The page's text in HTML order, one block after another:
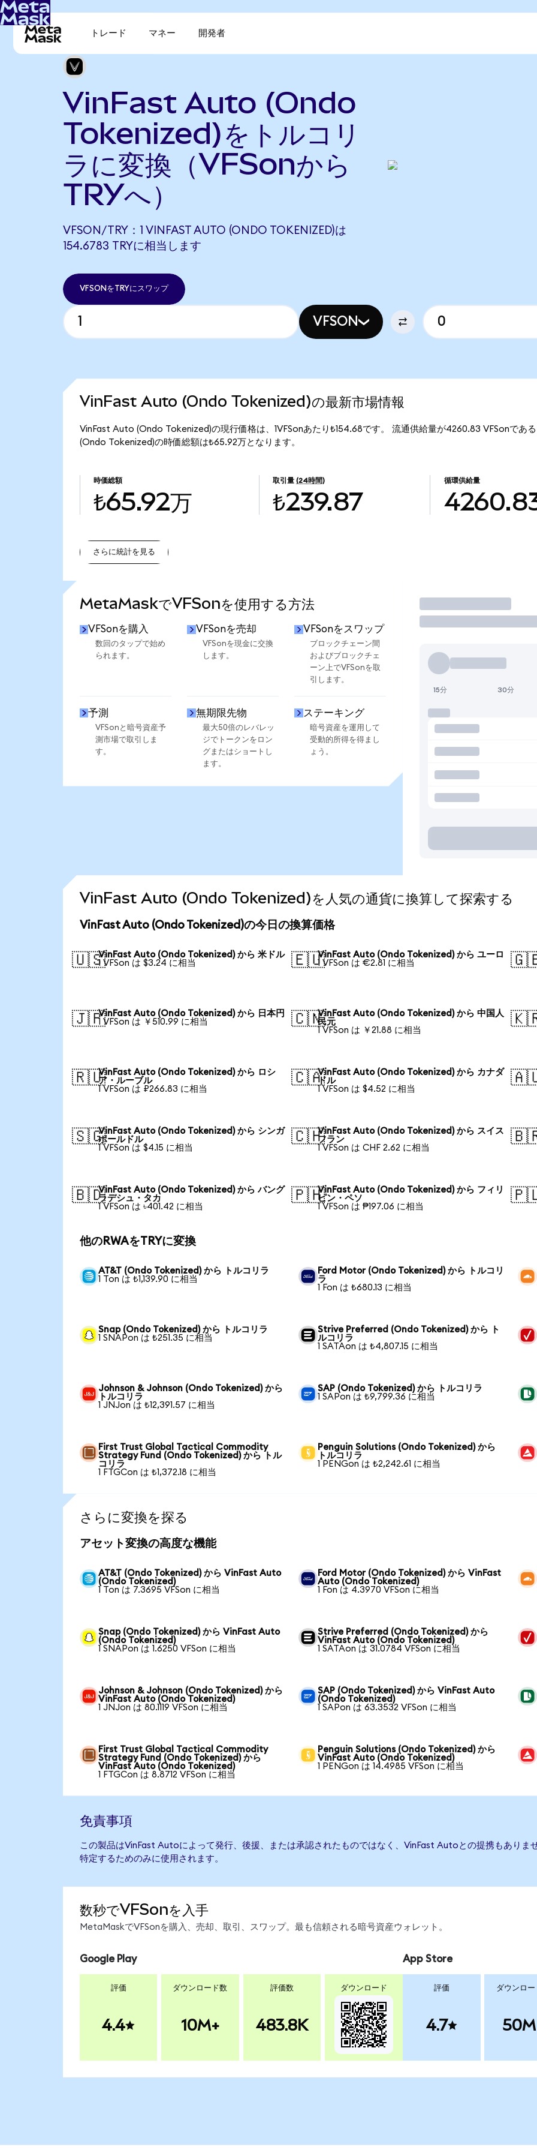
トレード マネー 開発者
VinFast Auto (Ondo
Tokenized)をトルコリ
ラに変換（VFSonから
TRYへ）
VFSON/TRY：1 VINFAST AUTO (ONDO TOKENIZED)は
154.6783 TRYに相当します
VFSONをTRYにスワップ
VFSON
VinFast Auto (Ondo Tokenized)の最新市場情報
VinFast Auto (Ondo Tokenized)の現行価格は、1VFSonあたり₺154.68です。 流通供給量が4260.83 VFSonであ
(Ondo Tokenized)の時価総額は₺65.92万となります。
時価総額
₺65.92万
取引量 (24時間)
₺239.87
循環供給量
さらに統計を見る
MetaMaskでVFSonを使用する方法
VFSonを購入
数回のタップで始め
られます。
VFSonを売却
VFSonを現金に交換
します。
VFSonをスワップ
ブロックチェーン間
およびブロックチェ
ーン上でVFSonを取
引します。
予測
VFSonと暗号資産予
測市場で取引しま
す。
無期限先物
最大50倍のレバレッ
ジでトークンをロン
グまたはショートし
ます。
ステーキング
暗号資産を運用して
受動的所得を得まし
ょう。
取引
15分 30分
VinFast Auto (Ondo Tokenized)を人気の通貨に換算して探索する
VinFast Auto (Ondo Tokenized)の今日の換算価格
🇺🇸VinFast Auto (Ondo Tokenized) から 米ドル
1 VFSon は $3.24 に相当
🇪🇺VinFast Auto (Ondo Tokenized) から ユーロ
1 VFSon は €2.81 に相当
🇯🇵VinFast Auto (Ondo Tokenized) から 日本円
1 VFSon は ￥510.99 に相当
🇨🇳VinFast Auto (Ondo Tokenized) から 中国人
民元
1 VFSon は ￥21.88 に相当
🇷🇺VinFast Auto (Ondo Tokenized) から ロシ
ア・ルーブル
1 VFSon は ₽266.83 に相当
🇨🇦VinFast Auto (Ondo Tokenized) から カナダ
ドル
1 VFSon は $4.52 に相当
🇸🇬VinFast Auto (Ondo Tokenized) から シンガ
ポールドル
1 VFSon は $4.15 に相当
🇨🇭VinFast Auto (Ondo Tokenized) から スイス
フラン
1 VFSon は CHF 2.62 に相当
🇧🇩VinFast Auto (Ondo Tokenized) から バング
ラデシュ・タカ
1 VFSon は ৳401.42 に相当
🇵🇭VinFast Auto (Ondo Tokenized) から フィリ
ピン・ペソ
1 VFSon は ₱197.06 に相当
他のRWAをTRYに変換
AT&T (Ondo Tokenized) から トルコリラ
1 Ton は ₺1,139.90 に相当
Ford Motor (Ondo Tokenized) から トルコリ
ラ
1 Fon は ₺680.13 に相当
Snap (Ondo Tokenized) から トルコリラ
1 SNAPon は ₺251.35 に相当
Strive Preferred (Ondo Tokenized) から ト
ルコリラ
1 SATAon は ₺4,807.15 に相当
Johnson & Johnson (Ondo Tokenized) から
トルコリラ
1 JNJon は ₺12,391.57 に相当
SAP (Ondo Tokenized) から トルコリラ
1 SAPon は ₺9,799.36 に相当
First Trust Global Tactical Commodity
Strategy Fund (Ondo Tokenized) から トル
コリラ
1 FTGCon は ₺1,372.18 に相当
Penguin Solutions (Ondo Tokenized) から
トルコリラ
1 PENGon は ₺2,242.61 に相当
さらに変換を探る
アセット変換の高度な機能
AT&T (Ondo Tokenized) から VinFast Auto
(Ondo Tokenized)
1 Ton は 7.3695 VFSon に相当
Ford Motor (Ondo Tokenized) から VinFast
Auto (Ondo Tokenized)
1 Fon は 4.3970 VFSon に相当
Snap (Ondo Tokenized) から VinFast Auto
(Ondo Tokenized)
1 SNAPon は 1.6250 VFSon に相当
Strive Preferred (Ondo Tokenized) から
VinFast Auto (Ondo Tokenized)
1 SATAon は 31.0784 VFSon に相当
Johnson & Johnson (Ondo Tokenized) から
VinFast Auto (Ondo Tokenized)
1 JNJon は 80.1119 VFSon に相当
SAP (Ondo Tokenized) から VinFast Auto
(Ondo Tokenized)
1 SAPon は 63.3532 VFSon に相当
First Trust Global Tactical Commodity
Strategy Fund (Ondo Tokenized) から
VinFast Auto (Ondo Tokenized)
1 FTGCon は 8.8712 VFSon に相当
Penguin Solutions (Ondo Tokenized) から
VinFast Auto (Ondo Tokenized)
1 PENGon は 14.4985 VFSon に相当
免責事項
この製品はVinFast Autoによって発行、後援、または承認されたものではなく、VinFast Autoとの提携もありま
特定するためのみに使用されます。
数秒でVFSonを入手
MetaMaskでVFSonを購入、売却、取引、スワップ。最も信頼される暗号資産ウォレット。
Google Play
評価
4.4
ダウンロード数
10M+
評価数
483.8K
ダウンロード
App Store
評価
4.7
ダウンロー